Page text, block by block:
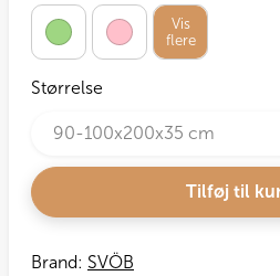
Brand: SVÖB
Vis
flere
Størrelse
Tilføj til